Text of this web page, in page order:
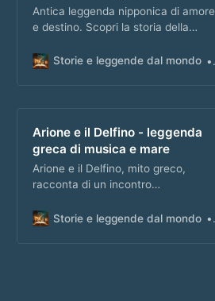
Antica leggenda nipponica di amore
e destino. Scopri la storia della
venuta dalla luna.
Storie e leggende dal mondo
Arione e il Delfino - leggenda
greca di musica e mare
Arione e il Delfino, mito greco,
racconta di un incontro
la musica diventa salvezza e
Storie e leggende dal mondo